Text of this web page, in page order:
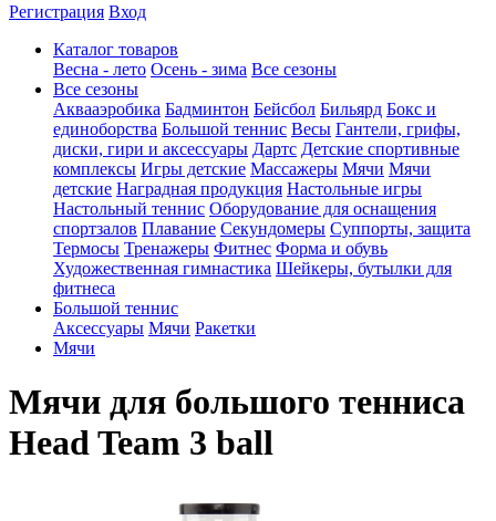
Регистрация Вход
Каталог товаров
Весна - лето Осень - зима Все сезоны
Все сезоны
Аквааэробика Бадминтон Бейсбол Бильярд Бокс и
единоборства Большой теннис Весы Гантели, грифы,
диски, гири и аксессуары Дартс Детские спортивные
комплексы Игры детские Массажеры Мячи Мячи
детские Наградная продукция Настольные игры
Настольный теннис Оборудование для оснащения
спортзалов Плавание Секундомеры Суппорты, защита
Термосы Тренажеры Фитнес Форма и обувь
Художественная гимнастика Шейкеры, бутылки для
фитнеса
Большой теннис
Аксессуары Мячи Ракетки
Мячи
Мячи для большого тенниса
Head Team 3 ball